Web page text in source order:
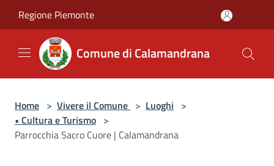
Regione Piemonte
Comune di Calamandrana
Home > Vivere il Comune > Luoghi >
• Cultura e Turismo >
Parrocchia Sacro Cuore | Calamandrana